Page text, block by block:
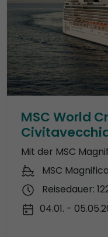
MSC World
Mit der MSC
MSC Magnifica
Reisedauer:
04.01. -